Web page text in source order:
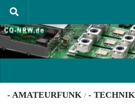
Unter dem Inhalt
- AMATEURFUNK / - TECHNIK